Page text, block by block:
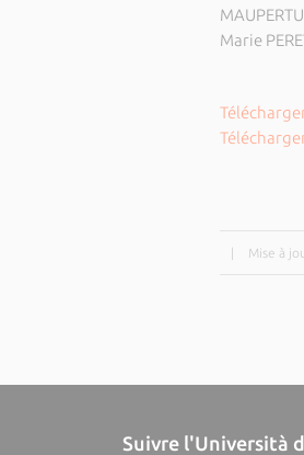
Marie
Mise à
Suivre l'Università